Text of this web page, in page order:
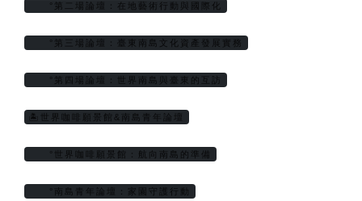
°第二場論壇：在地藝術行動與國際化
°第三場論壇：臺東南島文化資產發展實務
°第四場論壇：世界南島與臺東的互訪
🏝️世界咖啡願景館&南島青年論壇
°世界咖啡願景館：航向南島的準備
°南島青年論壇：家園守護行動